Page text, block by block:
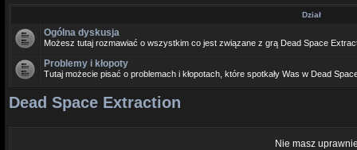
Dział
Ogólna dyskusja
Możesz tutaj rozmawiać o wszystkim co jest związane z grą Dead Space
Problemy i kłopoty
Tutaj możecie pisać o problemach i kłopotach, które spotkały Was w Dead
Dead Space Extraction
Nie masz